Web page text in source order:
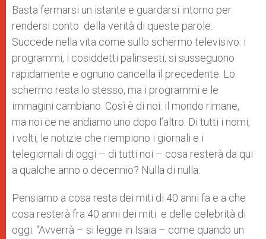
Basta fermarsi un istante e guardarsi intorno per
rendersi conto della verità di queste parole.
Succede nella vita come sullo schermo televisivo: i
programmi, i cosiddetti palinsesti, si susseguono
rapidamente e ognuno cancella il precedente. Lo
schermo resta lo stesso, ma i programmi e le
immagini cambiano. Così è di noi: il mondo rimane,
ma noi ce ne andiamo uno dopo l’altro. Di tutti i nomi,
i volti, le notizie che riempiono i giornali e i
telegiornali di oggi – di tutti noi – cosa resterà da qui
a qualche anno o decennio? Nulla di nulla.
Pensiamo a cosa resta dei miti di 40 anni fa e a che
cosa resterà fra 40 anni dei miti e delle celebrità di
oggi. “Avverrà – si legge in Isaia – come quando un